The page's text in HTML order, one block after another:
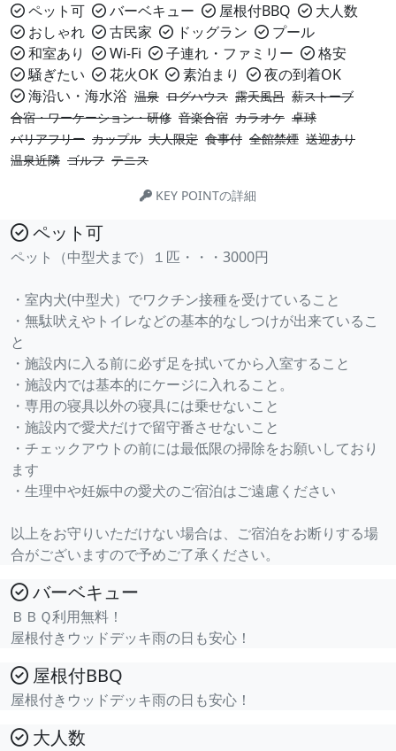
ペット可 バーベキュー 屋根付BBQ
大人数
おしゃれ
古民家 ドッグラン
プール
和室あり
Wi-Fi 子連れ・ファミリー
格安
騒ぎたい
花火OK 素泊まり
夜の到着OK
海沿い・海水浴 温泉 ログハウス 露天風呂 薪ストーブ
合宿・ワーケーション・研修 音楽合宿 カラオケ 卓球
バリアフリー カップル 大人限定 食事付 全館禁煙 送迎あり
温泉近隣 ゴルフ テニス
KEY POINTの詳細
ペット可
ペット（中型犬まで）１匹・・・3000円
・室内犬(中型犬）でワクチン接種を受けていること
・無駄吠えやトイレなどの基本的なしつけが出来ているこ
と
・施設内に入る前に必ず足を拭いてから入室すること
・施設内では基本的にケージに入れること。
・専用の寝具以外の寝具には乗せないこと
・施設内で愛犬だけで留守番させないこと
・チェックアウトの前には最低限の掃除をお願いしており
ます
・生理中や妊娠中の愛犬のご宿泊はご遠慮ください
以上をお守りいただけない場合は、ご宿泊をお断りする場
合がございますので予めご了承ください。
バーベキュー
ＢＢＱ利用無料！
屋根付きウッドデッキ雨の日も安心！
屋根付BBQ
屋根付きウッドデッキ雨の日も安心！
大人数